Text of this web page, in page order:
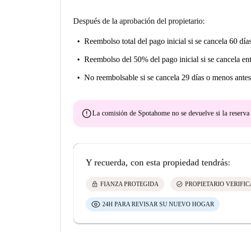
Después de la aprobación del propietario:
Reembolso total del pago inicial si se cancela 60
Reembolso del 50% del pago inicial si se cancela
No reembolsable si se cancela 29 días o menos
errorLa comisión de Spotahome no se devuelve si la
Y recuerda, con esta propiedad tendrás:
lock FIANZA PROTEGIDA check_circle PROPIETARIO
24H PARA REVISAR SU NUEVO HOGAR